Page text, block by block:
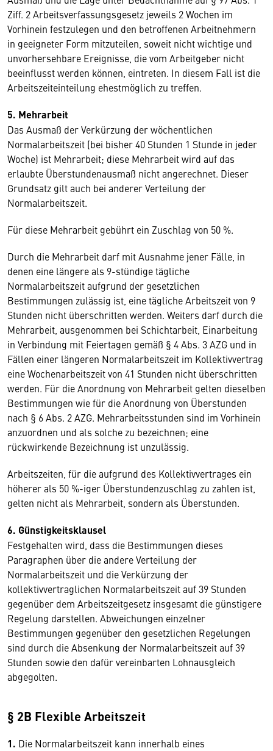
Ziff. 2 Arbeitsverfassungsgesetz jeweils 2 Wochen im
Vorhinein festzulegen und den betroffenen Arbeitnehmern
in geeigneter Form mitzuteilen, soweit nicht wichtige und
unvorhersehbare Ereignisse, die vom Arbeitgeber nicht
beeinflusst werden können, eintreten. In diesem Fall ist die
Arbeitszeiteinteilung ehestmöglich zu treffen.
5. Mehrarbeit
Das Ausmaß der Verkürzung der wöchentlichen
Normalarbeitszeit (bei bisher 40 Stunden 1 Stunde in jeder
Woche) ist Mehrarbeit; diese Mehrarbeit wird auf das
erlaubte Überstundenausmaß nicht angerechnet. Dieser
Grundsatz gilt auch bei anderer Verteilung der
Normalarbeitszeit.
Für diese Mehrarbeit gebührt ein Zuschlag von 50 %.
Durch die Mehrarbeit darf mit Ausnahme jener Fälle, in
denen eine längere als 9-stündige tägliche
Normalarbeitszeit aufgrund der gesetzlichen
Bestimmungen zulässig ist, eine tägliche Arbeitszeit von 9
Stunden nicht überschritten werden. Weiters darf durch die
Mehrarbeit, ausgenommen bei Schichtarbeit, Einarbeitung
in Verbindung mit Feiertagen gemäß § 4 Abs. 3 AZG und in
Fällen einer längeren Normalarbeitszeit im Kollektivvertrag
eine Wochenarbeitszeit von 41 Stunden nicht überschritten
werden. Für die Anordnung von Mehrarbeit gelten dieselben
Bestimmungen wie für die Anordnung von Überstunden
nach § 6 Abs. 2 AZG. Mehrarbeitsstunden sind im Vorhinein
anzuordnen und als solche zu bezeichnen; eine
rückwirkende Bezeichnung ist unzulässig.
Arbeitszeiten, für die aufgrund des Kollektivvertrages ein
höherer als 50 %-iger Überstundenzuschlag zu zahlen ist,
gelten nicht als Mehrarbeit, sondern als Überstunden.
6. Günstigkeitsklausel
Festgehalten wird, dass die Bestimmungen dieses
Paragraphen über die andere Verteilung der
Normalarbeitszeit und die Verkürzung der
kollektivvertraglichen Normalarbeitszeit auf 39 Stunden
gegenüber dem Arbeitszeitgesetz insgesamt die günstigere
Regelung darstellen. Abweichungen einzelner
Bestimmungen gegenüber den gesetzlichen Regelungen
sind durch die Absenkung der Normalarbeitszeit auf 39
Stunden sowie den dafür vereinbarten Lohnausgleich
abgegolten.
§ 2B Flexible Arbeitszeit
1. Die Normalarbeitszeit kann innerhalb eines